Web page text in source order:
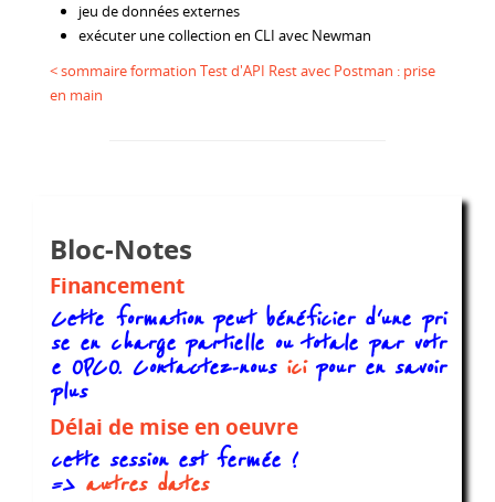
jeu de données externes
exécuter une collection en CLI avec Newman
< sommaire formation Test d'API Rest avec Postman : prise
en main
Bloc-Notes
Financement
Cette formation peut bénéficier d'une pri
se en charge partielle ou totale par votr
e OPCO. Contactez-nous icipour en savoir
plus
Délai de mise en oeuvre
cette session est fermée !
=> autres dates